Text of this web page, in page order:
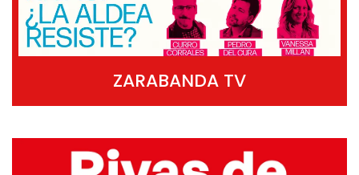
ZARABANDA TV